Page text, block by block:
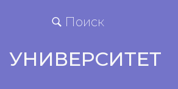
Поиск
УНИВЕРСИТЕТ